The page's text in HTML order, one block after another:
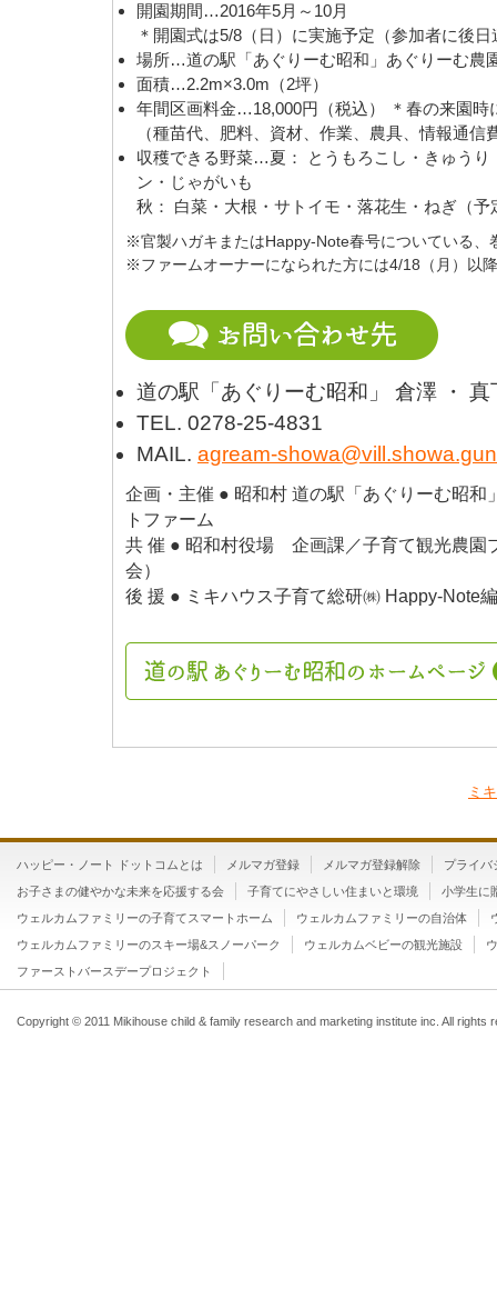
開園期間…2016年5月～10月
＊開園式は5/8（日）に実施予定（参加者に後日
場所…道の駅「あぐりーむ昭和」あぐりーむ農
面積…2.2m×3.0m（2坪）
年間区画料金…18,000円（税込） ＊春の来園時
（種苗代、肥料、資材、作業、農具、情報通信
収穫できる野菜…夏： とうもろこし・きゅうり
ン・じゃがいも
秋： 白菜・大根・サトイモ・落花生・ねぎ（予
※官製ハガキまたはHappy-Note春号についている
※ファームオーナーになられた方には4/18（月）以
道の駅「あぐりーむ昭和」 倉澤 ・
TEL. 0278-25-4831
MAIL. agream-
企画・主催 ● 昭和村 道の駅「あぐりーむ昭和
トファーム
共 催 ● 昭和村役場 企画課／子育て観光農園
会）
後 援 ● ミキハウス子育て総研㈱ Happy-Note
ミ
ハッピー・ノート ドットコムとは メルマガ登録 メルマガ登録解除
プライバ
お子さまの健やかな未来を応援する会
子育てにやさしい住まいと環境
小学生に
ウェルカムファミリーの子育てスマートホーム
ウェルカムファミリーの自治体
ウェルカムファミリーのスキー場&スノーパーク
ウェルカムベビーの観光施設
ファーストバースデープロジェクト
Copyright © 2011 Mikihouse child & family research and marketing institute inc. All rights